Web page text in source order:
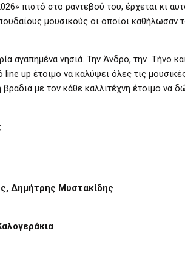
πιστό στο ραντεβού του, έρχεται κι
μουσικούς οι οποίοι καθήλωσαν
αγαπημένα νησιά. Την Άνδρο, την Τήνο
line up έτοιμο να καλύψει όλες τις
βραδιά με τον κάθε καλλιτέχνη έτοιμο να
Δημήτρης Μυστακίδης